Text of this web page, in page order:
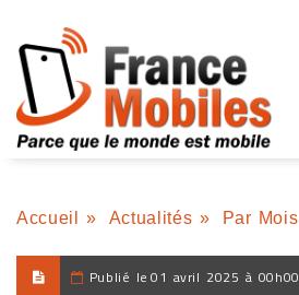
Accueil » Actualités » Par Mois
Publié le 01 avril 2025 à 00h00